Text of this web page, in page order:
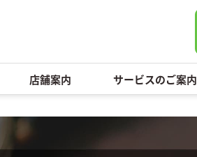
店舗案内 サービスのご案内